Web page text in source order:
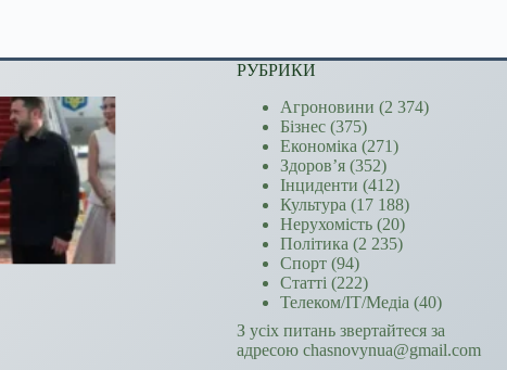
РУБРИКИ
Агроновини (2 374)
Бізнес (375)
Економіка (271)
Здоров’я (352)
Інциденти (412)
Культура (17 188)
Нерухомість (20)
Політика (2 235)
Спорт (94)
Статті (222)
Телеком/ІТ/Медіа (40)
З усіх питань звертайтеся за
адресою chasnovynua@gmail.com